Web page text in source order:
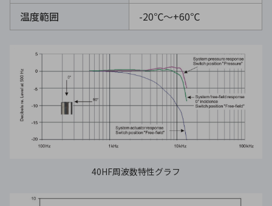
温度範囲
-20℃〜+60℃
40HF周波数特性グラフ